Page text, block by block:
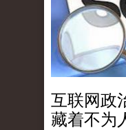
互联网政
藏着不为